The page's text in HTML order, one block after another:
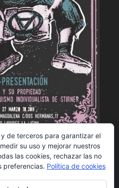
de El único y su
de terceros para garantizar el
su uso y mejorar nuestros
las cookies, rechazar las no
preferencias. Política de cookies